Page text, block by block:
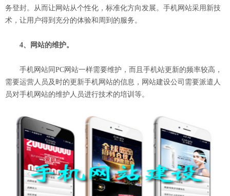
务登封。从而让网站从个性化，标准化方向发展。手机网站采用新技
术，让用户得到充分的体验和周到的服务。
4、网站的维护。
手机网站同PC网站一样需要维护，而且手机站更新的频率较高，
需要运营人员及时的更新手机网站的信息，网站建设公司需要派遣人
员对手机网站的维护人员进行技术的培训等。